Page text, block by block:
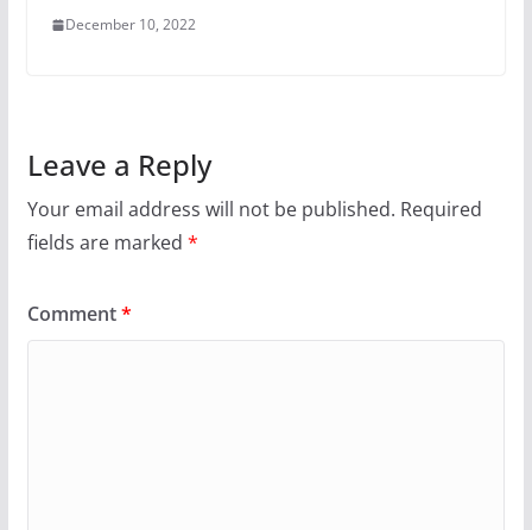
December 10, 2022
Leave a Reply
Your email address will not be published. Required
fields are marked *
Comment*